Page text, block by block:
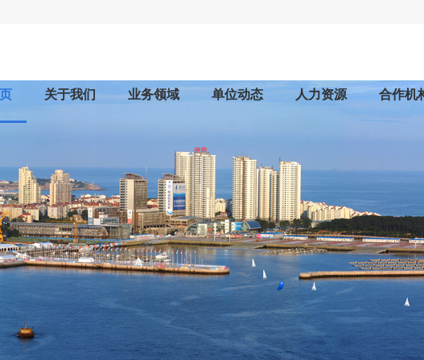
关于我们 业务领域 单位动态 人力资源 合作机